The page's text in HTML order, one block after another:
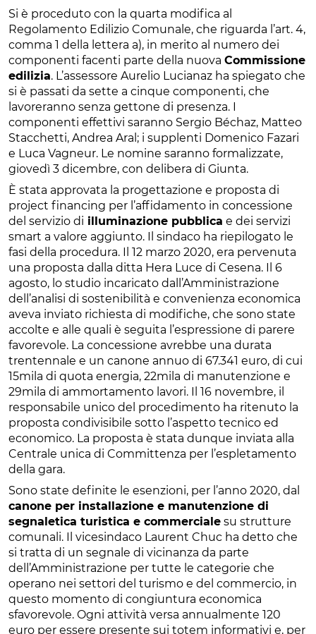
Si è proceduto con la quarta modifica al
Regolamento Edilizio Comunale, che riguarda l’art. 4,
comma 1 della lettera a), in merito al numero dei
componenti facenti parte della nuova Commissione
edilizia. L’assessore Aurelio Lucianaz ha spiegato che
si è passati da sette a cinque componenti, che
lavoreranno senza gettone di presenza. I
componenti effettivi saranno Sergio Béchaz, Matteo
Stacchetti, Andrea Aral; i supplenti Domenico Fazari
e Luca Vagneur. Le nomine saranno formalizzate,
giovedì 3 dicembre, con delibera di Giunta.
È stata approvata la progettazione e proposta di
project financing per l’affidamento in concessione
del servizio di illuminazione pubblica e dei servizi
smart a valore aggiunto. Il sindaco ha riepilogato le
fasi della procedura. Il 12 marzo 2020, era pervenuta
una proposta dalla ditta Hera Luce di Cesena. Il 6
agosto, lo studio incaricato dall’Amministrazione
dell’analisi di sostenibilità e convenienza economica
aveva inviato richiesta di modifiche, che sono state
accolte e alle quali è seguita l’espressione di parere
favorevole. La concessione avrebbe una durata
trentennale e un canone annuo di 67.341 euro, di cui
15mila di quota energia, 22mila di manutenzione e
29mila di ammortamento lavori. Il 16 novembre, il
responsabile unico del procedimento ha ritenuto la
proposta condivisibile sotto l’aspetto tecnico ed
economico. La proposta è stata dunque inviata alla
Centrale unica di Committenza per l’espletamento
della gara.
Sono state definite le esenzioni, per l’anno 2020, dal
canone per installazione e manutenzione di
segnaletica turistica e commerciale su strutture
comunali. Il vicesindaco Laurent Chuc ha detto che
si tratta di un segnale di vicinanza da parte
dell’Amministrazione per tutte le categorie che
operano nei settori del turismo e del commercio, in
questo momento di congiuntura economica
sfavorevole. Ogni attività versa annualmente 120
euro per essere presente sui totem informativi e, per